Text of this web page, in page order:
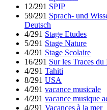
12/291 SPIP
59/291 Sprach- und
Deutsch
4/291 Stage Etudes
5/291 Stage Nature
4/291 Stage Scolaire
16/291 Sur les Traces
4/291 Tahiti
8/291 USA
4/291 vacance musicale
4/291 vacance musique
4/291 Vacances à la mer